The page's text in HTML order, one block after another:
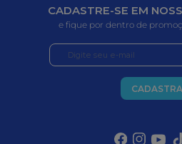
CADASTRE-SE EM
e fique por dentro de